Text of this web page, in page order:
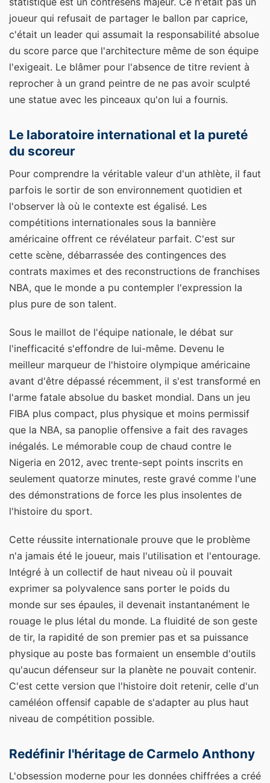
joueur qui refusait de partager le ballon par caprice,
c'était un leader qui assumait la responsabilité absolue
du score parce que l'architecture même de son équipe
l'exigeait. Le blâmer pour l'absence de titre revient à
reprocher à un grand peintre de ne pas avoir sculpté
une statue avec les pinceaux qu'on lui a fournis.
Le laboratoire international et la pureté
du scoreur
Pour comprendre la véritable valeur d'un athlète, il faut
parfois le sortir de son environnement quotidien et
l'observer là où le contexte est égalisé. Les
compétitions internationales sous la bannière
américaine offrent ce révélateur parfait. C'est sur
cette scène, débarrassée des contingences des
contrats maximes et des reconstructions de franchises
NBA, que le monde a pu contempler l'expression la
plus pure de son talent.
Sous le maillot de l'équipe nationale, le débat sur
l'inefficacité s'effondre de lui-même. Devenu le
meilleur marqueur de l'histoire olympique américaine
avant d'être dépassé récemment, il s'est transformé en
l'arme fatale absolue du basket mondial. Dans un jeu
FIBA plus compact, plus physique et moins permissif
que la NBA, sa panoplie offensive a fait des ravages
inégalés. Le mémorable coup de chaud contre le
Nigeria en 2012, avec trente-sept points inscrits en
seulement quatorze minutes, reste gravé comme l'une
des démonstrations de force les plus insolentes de
l'histoire du sport.
Cette réussite internationale prouve que le problème
n'a jamais été le joueur, mais l'utilisation et l'entourage.
Intégré à un collectif de haut niveau où il pouvait
exprimer sa polyvalence sans porter le poids du
monde sur ses épaules, il devenait instantanément le
rouage le plus létal du monde. La fluidité de son geste
de tir, la rapidité de son premier pas et sa puissance
physique au poste bas formaient un ensemble d'outils
qu'aucun défenseur sur la planète ne pouvait contenir.
C'est cette version que l'histoire doit retenir, celle d'un
caméléon offensif capable de s'adapter au plus haut
niveau de compétition possible.
Redéfinir l'héritage de Carmelo Anthony
L'obsession moderne pour les données chiffrées a créé